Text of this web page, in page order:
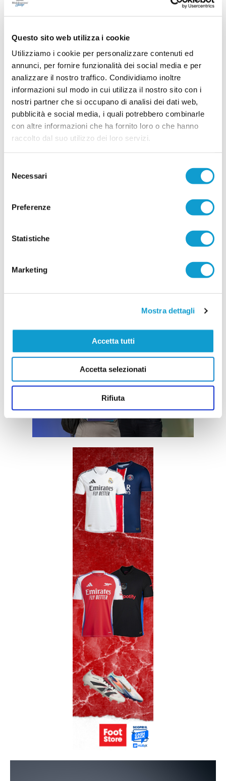
Questo sito web utilizza i cookie
Utilizziamo i cookie per personalizzare contenuti ed
annunci, per fornire funzionalità dei social media e per
analizzare il nostro traffico. Condividiamo inoltre
informazioni sul modo in cui utilizza il nostro sito con i
nostri partner che si occupano di analisi dei dati web,
pubblicità e social media, i quali potrebbero combinarle
con altre informazioni che ha fornito loro o che hanno
raccolto dal suo utilizzo dei loro servizi.
delNecessari
Preferenze
Statistiche
Marketing
Mostra dettagli
Accetta tutti
Accetta selezionati
Rifiuta
15/07/2026
ultime novità
Il Villa Musone prosegue la costruzione della
rosa in vista della stagione 2026-2027, puntando
sulla continuità del gruppo e su alcuni innesti
mirati. La società gialloblù conferma gran parte
...leggi
15/07/2026
Vai all'edizione provinciale